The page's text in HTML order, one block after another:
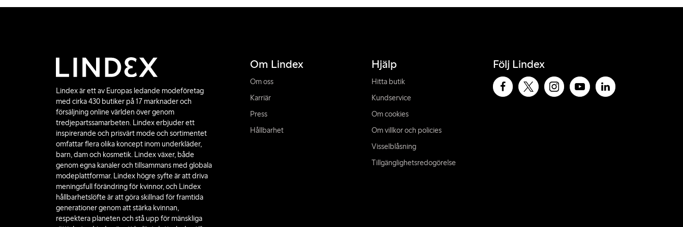
Lindex är ett av Europas ledande modeföretag
med cirka 430 butiker på 17 marknader och
försäljning online världen över genom
tredjepartssamarbeten. Lindex erbjuder ett
inspirerande och prisvärt mode och sortimentet
omfattar flera olika koncept inom underkläder,
barn, dam och kosmetik. Lindex växer, både
genom egna kanaler och tillsammans med globala
modeplattformar. Lindex högre syfte är att driva
meningsfull förändring för kvinnor, och Lindex
hållbarhetslöfte är att göra skillnad för framtida
generationer genom att stärka kvinnan,
respektera planeten och stå upp för mänskliga
Om Lindex
Om oss
Karriär
Press
Hållbarhet
Hjälp
Hitta butik
Kundservice
Om cookies
Om villkor och policies
Visselblåsning
Tillgänglighetsredogörelse
Följ Lindex